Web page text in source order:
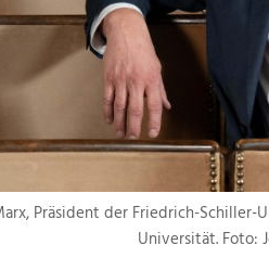
Präsident der Friedrich-
Universität. Foto: